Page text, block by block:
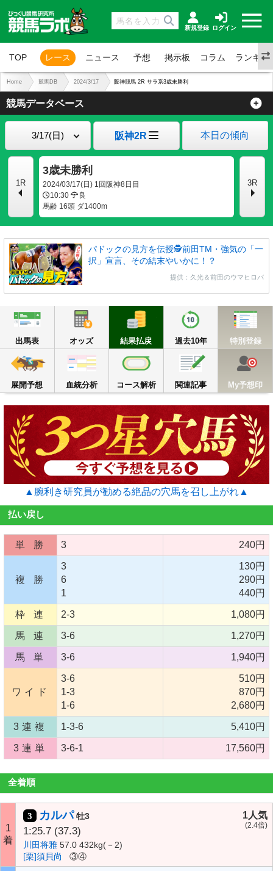
新規登録 ログイン
TOP レース ニュース 予想 掲示板 コラム ランキン
Home 競馬DB 2024/3/17 阪神競馬 2R サラ系3歳未勝利
競馬データベース
阪神2R 本日の傾向
1R
3歳未勝利
2024/03/17(日) 1回阪神8日目
10:30
良
馬齢 16頭 ダ1400m
3R
パドックの見方を伝授🕵前田TM・強気の「一
択」宣言、その結末やいかに！？
提供：久光＆前田のウマヒロバ
出馬表 オッズ
結果払戻
結果払戻
過去10年
過去10年
特別登録
展開予想
展開予想
血統分析
血統分析
コース解析
コース解析
関連記事
関連記事 My予想印
▲腕利き研究員が勧める絶品の穴馬を召し上がれ▲
払い戻し
単 勝 3 240円
複 勝
3
6
1
130円
290円
440円
枠 連 2-3 1,080円
馬 連 3-6 1,270円
馬 単 3-6 1,940円
ワイド
3-6
1-3
1-6
510円
870円
2,680円
3連複 1-3-6 5,410円
3連単 3-6-1 17,560円
全着順
1
着
3 カルパ 牡3
1:25.7 (37.3)
川田将雅 57.0 432kg(－2)
[栗]須貝尚
③④
1人気
(2.4倍)